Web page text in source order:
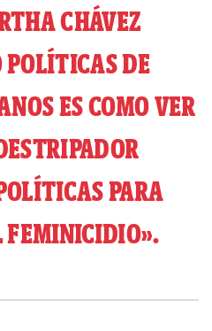
CHÁVEZ
POLÍTICAS DE
ES COMO VER
PARA
FEMINICIDIO».